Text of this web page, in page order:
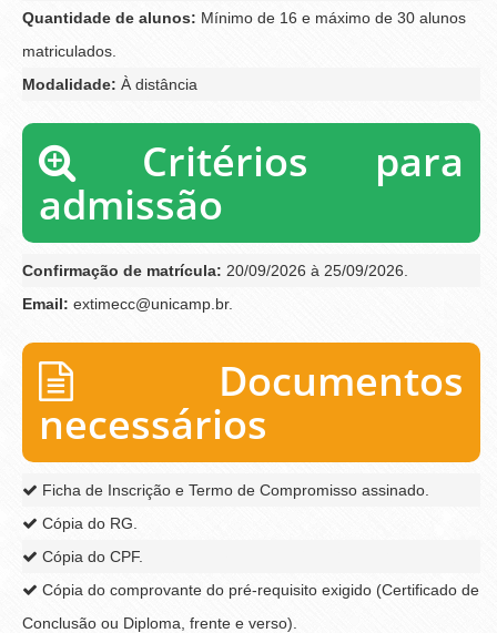
Quantidade de alunos: Mínimo de 16 e máximo de 30 alunos
matriculados.
Modalidade: À distância
Critérios para
admissão
Confirmação de matrícula: 20/09/2026 à 25/09/2026.
Email: extimecc@unicamp.br.
Documentos
necessários
Ficha de Inscrição e Termo de Compromisso assinado.
Cópia do RG.
Cópia do CPF.
Cópia do comprovante do pré-requisito exigido (Certificado de
Conclusão ou Diploma, frente e verso).